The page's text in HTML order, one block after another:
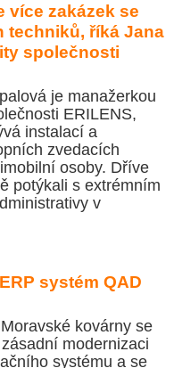
více zakázek se
techniků, říká Jana
společnosti
je manažerkou
ERILENS,
instalací a
zvedacích
osoby. Dříve
potýkali s extrémním
v
systém QAD
kovárny se
modernizaci
systému a se